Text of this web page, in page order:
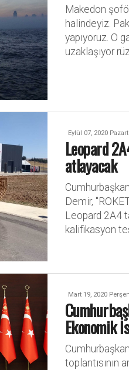
Makedon
halindeyiz.
yapıyoruz. O
uzaklaşıyor
Eylül 07, 2020
Leopard
atlayacak
Demir,
Leopard 2A4
kalifikasyon
Mart 19, 2020
Ekonomik
toplantısının